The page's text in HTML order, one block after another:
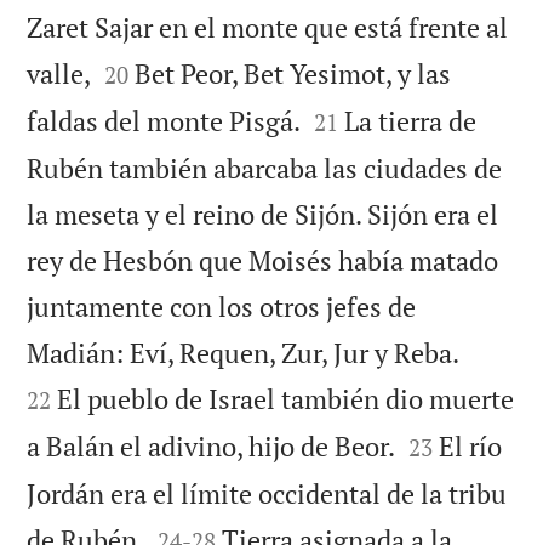
Zaret Sajar en el monte que está frente al
valle, 

20 Bet Peor, Bet Yesimot, y las
faldas del monte Pisgá. 

21 La tierra de
Rubén también abarcaba las ciudades de
la meseta y el reino de Sijón. Sijón era el
rey de Hesbón que Moisés había matado
juntamente con los otros jefes de
Madián: Eví, Requen, Zur, Jur y Reba.
22 El pueblo de Israel también dio muerte
a Balán el adivino, hijo de Beor. 

23 El río
Jordán era el límite occidental de la tribu